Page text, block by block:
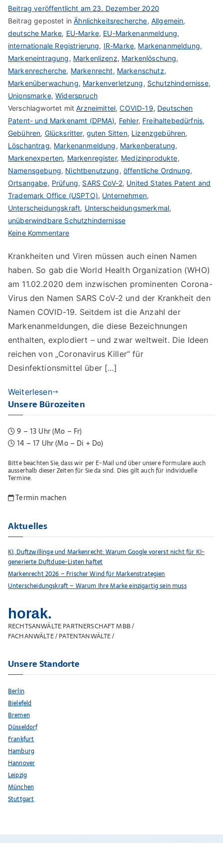
Beitrag veröffentlicht am 23. Dezember 2020
Beitrag gepostet inÄhnlichkeitsrecherche, Allgemein,
deutsche Marke, EU-Marke, EU-Markenanmeldung,
internationale Registrierung, IR-Marke, Markenanmeldung,
Markeneintragung, Markenlizenz, Markenlöschung,
Markenrecherche, Markenrecht, Markenschutz,
Markenüberwachung, Markenverletzung, Schutzhindernisse,
Unionsmarke,Widerspruch
Verschlagwortet mitArzneimittel,COVID-19, Deutschen
Patent- und Markenamt (DPMA), Fehler, Freihaltebedürfnis,
Gebühren, Glücksritter, guten Sitten, Lizenzgebühren,
Löschantrag, Markenanmeldung, Markenberatung,
Markenexperten, Markenregister, Medizinprodukte,
Namensgebung, Nichtbenutzung, öffentliche Ordnung,
Ortsangabe, Prüfung, SARS CoV-2, United States Patent and
Trademark Office (USPTO), Unternehmen,
Unterscheidungskraft, Unterscheidungsmerkmal,
unüberwindbare Schutzhindernisse
Keine Kommentarezu
und
CORONA-
Glücksritter
im
Markenrecht
Krankheiten und Viren müssen auch einen Namen
haben. So gab die World Health Organization (WHO)
am 11.02.2020 dem inzwischen prominenten Corona-
Virus den Namen SARS CoV-2 und der Krankheit den
Namen COVID-19. Seitdem ist die Anzahl der
Markenanmeldungen, die diese Bezeichnungen
enthalten, explodiert – und zwar weltweit. Die Ideen
reichen von „Coronavirus Killer“ für
Desinfektionsmittel über […]
Weiterlesen
Unsere Bürozeiten
9 – 13 Uhr (Mo – Fr)
14 – 17 Uhr (Mo – Di + Do)
Bitte beachten Sie, dass wir per E-Mail und über unsere Formulare auch
ausserhalb dieser Zeiten für Sie da sind. Dies gilt auch für individuelle
Termine.
Termin machen
Aktuelles
KI, Duftzwillinge und Markenrecht: Warum Google vorerst nicht für KI-
generierte Duftdupe-Listen haftet
Markenrecht 2026 – Frischer Wind für Markenstrategien
Unterscheidungskraft – Warum Ihre Marke einzigartig sein muss
horak.
RECHTSANWÄLTE PARTNERSCHAFT MBB /
FACHANWÄLTE / PATENTANWÄLTE /
Unsere Standorte
Berlin
Bielefeld
Bremen
Düsseldorf
Frankfurt
Hamburg
Hannover
Leipzig
München
Stuttgart